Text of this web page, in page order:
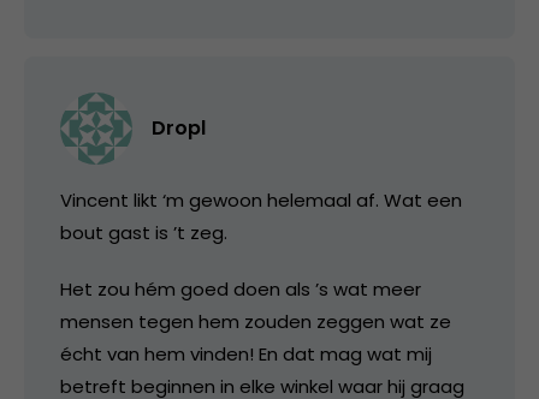
Dropl
Vincent likt ‘m gewoon helemaal af. Wat een
bout gast is ’t zeg.
Het zou hém goed doen als ’s wat meer
mensen tegen hem zouden zeggen wat ze
écht van hem vinden! En dat mag wat mij
betreft beginnen in elke winkel waar hij graag